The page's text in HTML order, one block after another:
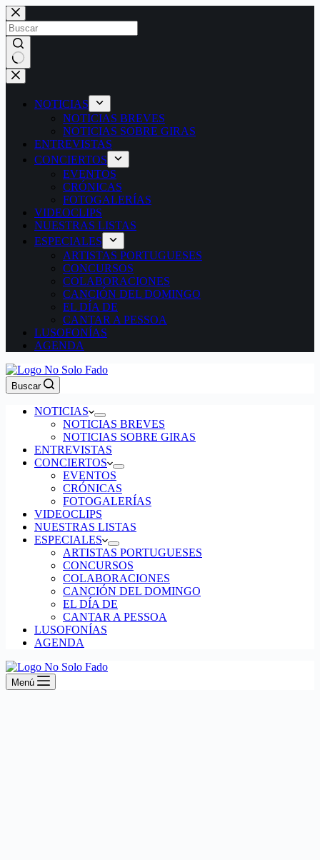
Saltar
al
contenido
Sin
resultados
NOTICIAS
NOTICIAS BREVES
NOTICIAS SOBRE GIRAS
ENTREVISTAS
CONCIERTOS
EVENTOS
CRÓNICAS
FOTOGALERÍAS
VIDEOCLIPS
NUESTRAS LISTAS
ESPECIALES
ARTISTAS PORTUGUESES
CONCURSOS
COLABORACIONES
CANCIÓN DEL DOMINGO
EL DÍA DE
CANTAR A PESSOA
LUSOFONÍAS
AGENDA
Buscar
NOTICIAS
NOTICIAS BREVES
NOTICIAS SOBRE GIRAS
ENTREVISTAS
CONCIERTOS
EVENTOS
CRÓNICAS
FOTOGALERÍAS
VIDEOCLIPS
NUESTRAS LISTAS
ESPECIALES
ARTISTAS PORTUGUESES
CONCURSOS
COLABORACIONES
CANCIÓN DEL DOMINGO
EL DÍA DE
CANTAR A PESSOA
LUSOFONÍAS
AGENDA
Menú